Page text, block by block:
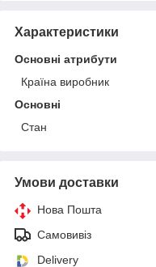
Характеристики
Основні атрибути
Країна виробник
Основні
Стан
Умови доставки
Нова Пошта
Самовивіз
Delivery